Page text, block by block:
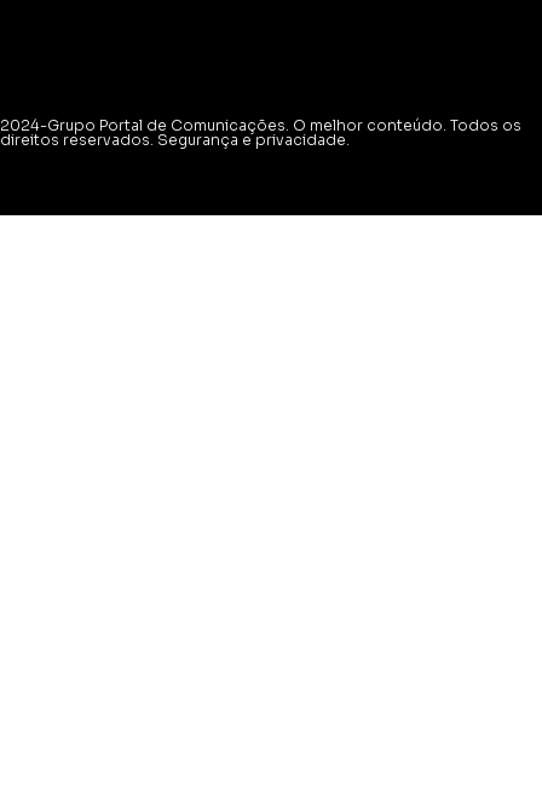
2024-Grupo Portal de Comunicações. O melhor conteúdo. Todos os
direitos reservados. Segurança e privacidade.